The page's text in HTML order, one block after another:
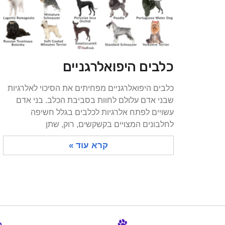
כלבים היפואלרגניים
כלבים היפואלרגניים מפחיתים את הסיכוי לאלרגיות
שבני אדם עלולם לחוות בסביבת הכלב. בני אדם
עשויים לפתח אלרגיות לכלבים בגלל חשיפה
לחלבונים המצויים בקשקשים, רוק, שתן
קרא עוד »